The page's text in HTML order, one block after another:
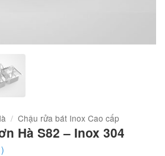
/ Chậu rửa bát Inox Cao cấp
Hà S82 – Inox 304